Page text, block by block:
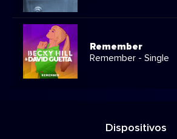
Remember
Remember - Single
Dispositivos